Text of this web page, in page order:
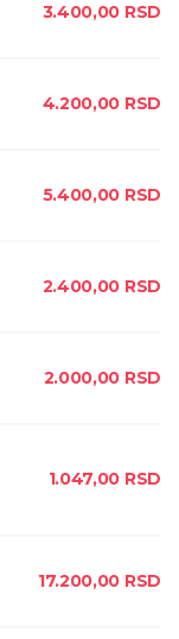
3.400,00 RSD
4.200,00 RSD
5.400,00 RSD
2.400,00 RSD
2.000,00 RSD
1.047,00 RSD
17.200,00 RSD